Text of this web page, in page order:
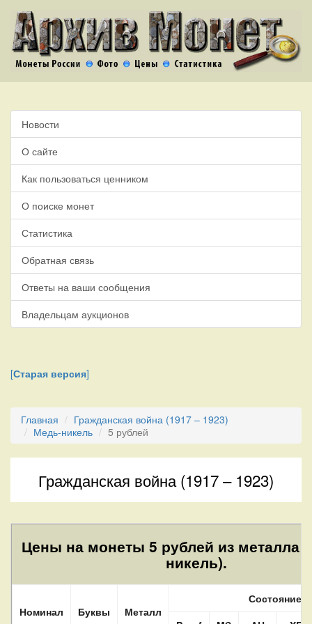
Новости
О сайте
Как пользоваться ценником
О поиске монет
Статистика
Обратная связь
Ответы на ваши сообщения
Владельцам аукционов
[Старая версия]
Главная
Гражданская война (1917 – 1923)
Медь-никель
5 рублей
Гражданская война (1917 – 1923)
Цены на монеты 5 рублей из металла
никель).
Номинал Буквы Металл
Состояние